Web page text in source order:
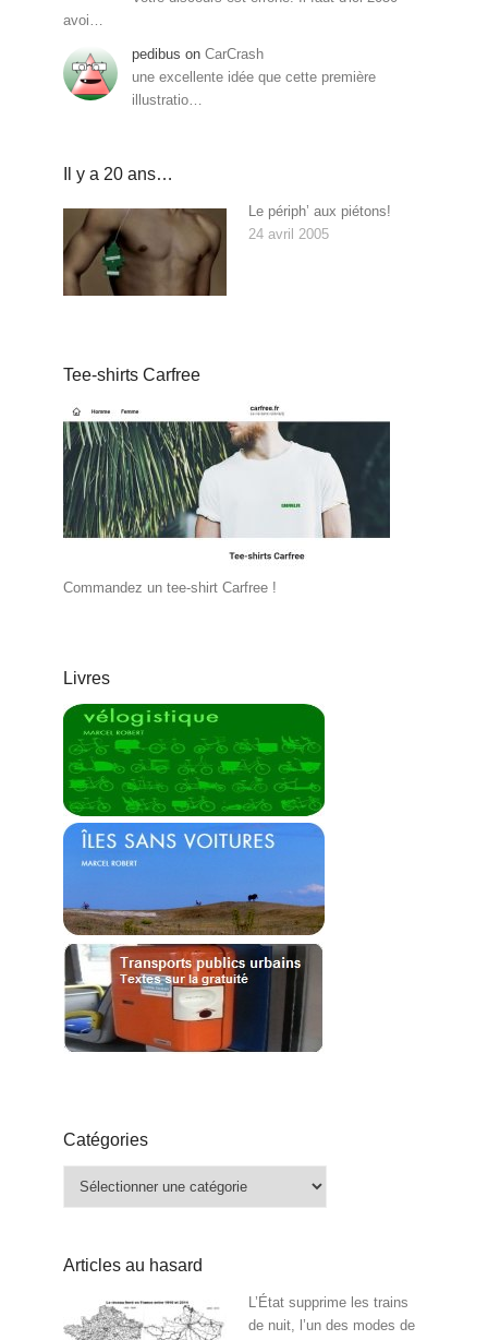
avoi…
pedibus on CarCrash
une excellente idée que cette première
illustratio…
Il y a 20 ans…
Le périph’ aux piétons!
24 avril 2005
Tee-shirts Carfree
Commandez un tee-shirt Carfree !
Livres
Catégories
Catégories
Articles au hasard
L’État supprime les trains
de nuit, l’un des modes de